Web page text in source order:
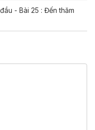
- Bài 25 : Đến thăm